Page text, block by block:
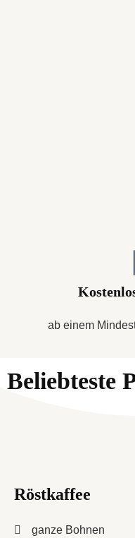
ab einem
Beliebteste
Röstkaffee
ganze Bohnen